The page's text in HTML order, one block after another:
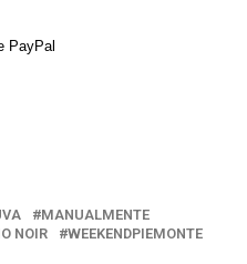
MANUALMENTE
NOIR WEEKENDPIEMONTE